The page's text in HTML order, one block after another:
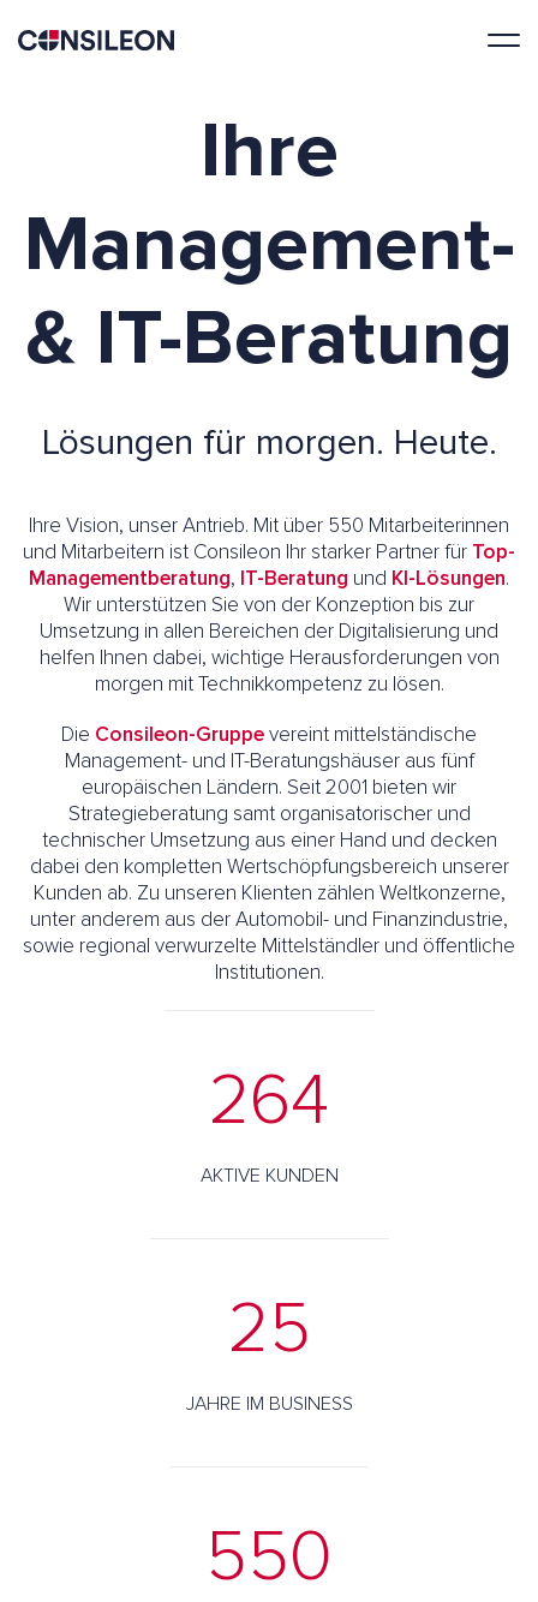
Ihre
Management-
& IT-Beratung
Lösungen für morgen. Heute.
Ihre Vision, unser Antrieb. Mit über 550 Mitarbeiterinnen
und Mitarbeitern ist Consileon Ihr starker Partner für Top-
Managementberatung, IT-Beratung und KI-Lösungen.
Wir unterstützen Sie von der Konzeption bis zur
Umsetzung in allen Bereichen der Digitalisierung und
helfen Ihnen dabei, wichtige Herausforderungen von
morgen mit Technikkompetenz zu lösen.
Die Consileon-Gruppevereint mittelständische
Management- und IT-Beratungshäuser aus fünf
europäischen Ländern. Seit 2001 bieten wir
Strategieberatung samt organisatorischer und
technischer Umsetzung aus einer Hand und decken
dabei den kompletten Wertschöpfungsbereich unserer
Kunden ab. Zu unseren Klienten zählen Weltkonzerne,
unter anderem aus der Automobil- und Finanzindustrie,
sowie regional verwurzelte Mittelständler und öffentliche
Institutionen.
264
AKTIVE KUNDEN
25
JAHRE IM BUSINESS
550